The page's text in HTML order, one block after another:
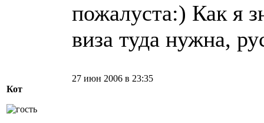
пожалуста:) Как я
виза туда нужна,
Кот
27 июн 2006 в 23:35